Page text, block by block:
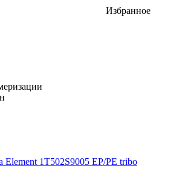
Избранное
Element 1T502S9005 EP/PE tribo